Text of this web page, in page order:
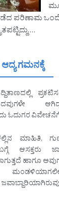
ಪರಿಣಾಮ
ಗಮನಕ್ಕೆ
ಓದುಗರ ವಿವೇಚನೆಗೆ
ಮಾಹಿತಿ,
ಆಸಕ್ತರು
ಹಾಗೂ